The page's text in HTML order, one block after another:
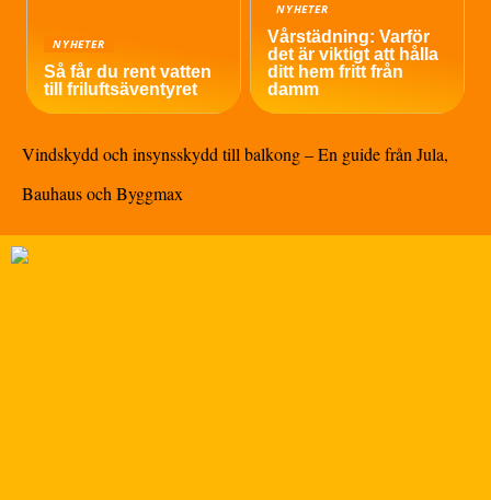
NYHETER
Så får du rent vatten
till friluftsäventyret
NYHETER
Vårstädning: Varför
det är viktigt att hålla
ditt hem fritt från
damm
Vindskydd och insynsskydd till balkong – En guide från Jula,
Bauhaus och Byggmax